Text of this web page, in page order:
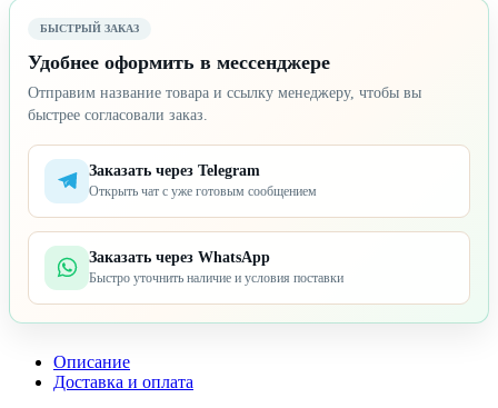
БЫСТРЫЙ ЗАКАЗ
Удобнее оформить в мессенджере
Отправим название товара и ссылку менеджеру, чтобы вы
быстрее согласовали заказ.
Заказать через Telegram
Открыть чат с уже готовым сообщением
Заказать через WhatsApp
Быстро уточнить наличие и условия поставки
Описание
Доставка и оплата